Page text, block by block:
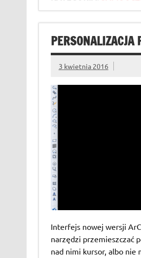
PERSONALIZACJA
3 kwietnia 2016
Interfejs nowej wersji
narzędzi przemieszczać
nad nimi kursor, albo nie